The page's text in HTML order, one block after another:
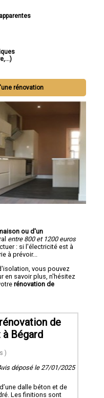
rénovation
ou d'un
entre 800 et 1200 euros
: si l'électricité est à
à prévoir...
vous pouvez
en savoir plus, n'hésitez
rénovation de
de
Bégard
)
déposé le 27/01/2025
dalle béton et de
Les finitions sont